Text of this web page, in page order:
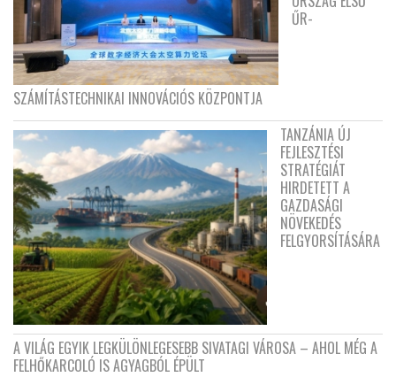
ŰR-
SZÁMÍTÁSTECHNIKAI INNOVÁCIÓS KÖZPONTJA
TANZÁNIA ÚJ
FEJLESZTÉSI
STRATÉGIÁT
HIRDETETT A
GAZDASÁGI
NÖVEKEDÉS
FELGYORSÍTÁSÁRA
A VILÁG EGYIK LEGKÜLÖNLEGESEBB SIVATAGI VÁROSA – AHOL MÉG A
FELHŐKARCOLÓ IS AGYAGBÓL ÉPÜLT